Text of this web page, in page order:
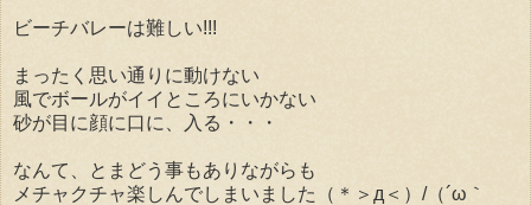
ビーチバレーは難しい!!!
まったく思い通りに動けない
風でボールがイイところにいかない
砂が目に顔に口に、入る・・・
なんて、とまどう事もありながらも
メチャクチャ楽しんでしまいました（＊＞д＜）/（´ω｀